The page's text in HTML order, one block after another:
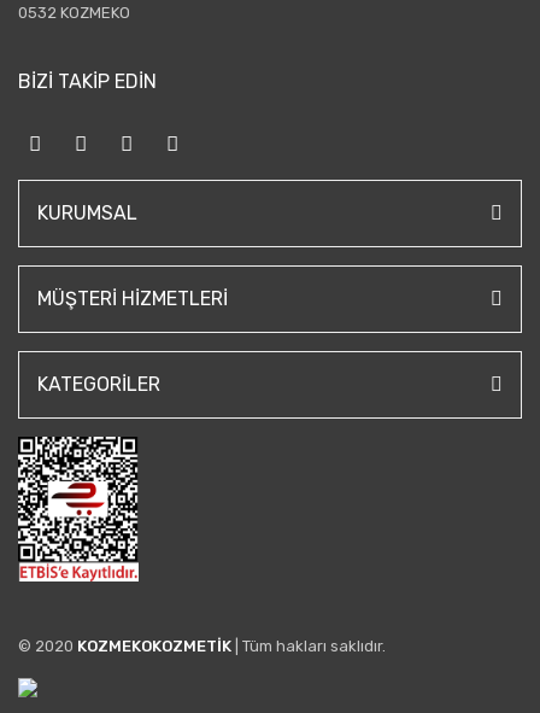
0532 KOZMEKO
BİZİ TAKİP EDİN
KURUMSAL
MÜŞTERI HIZMETLERI
KATEGORILER
© 2020 KOZMEKOKOZMETİK | Tüm hakları saklıdır.